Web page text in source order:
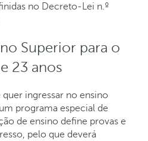
no Decreto-Lei n.º
Superior para o
23 anos
quer ingressar no ensino
programa especial de
de ensino define provas e
pelo que deverá